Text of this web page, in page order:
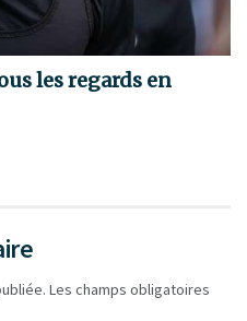
les regards en
Les champs obligatoires